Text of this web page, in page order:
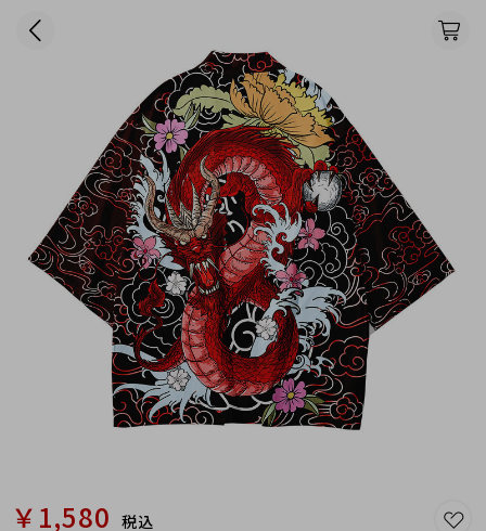
￥1,580 税込